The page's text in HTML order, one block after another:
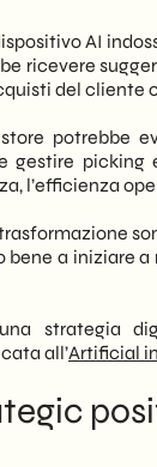
AI
ricevere
del cliente
potrebbe
gestire
l’efficienza
a iniziare
strategia
all’Artificial